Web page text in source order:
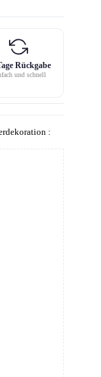
Rückgabe
und schnell
: